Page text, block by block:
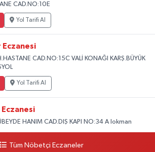
CAD.NO:10E
Yol Tarifi Al
Eczanesi
CAD.NO:15C VALİ KONAĞI KARŞ.BÜYÜK
Yol Tarifi Al
Eczanesi
HANIM CAD.DIŞ KAPI NO:34 A lokman
Yol Tarifi Al
Tüm Nöbetçi Eczaneler